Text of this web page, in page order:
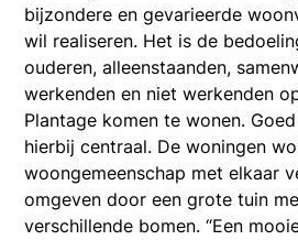
bijzondere en gevarieerde
wil realiseren. Het is de
ouderen, alleenstaanden,
werkenden en niet werkenden
Plantage komen te wonen.
hierbij centraal. De woningen
woongemeenschap met elkaar
omgeven door een grote tuin
verschillende bomen. “Een